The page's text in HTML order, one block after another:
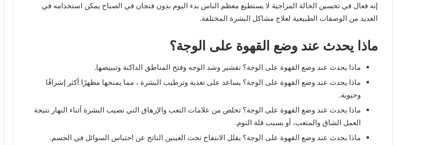
إنه فعال في تحسين الحالة المزاجية لا يستطيع معظم الناس بدء اليوم بدون فنجان في الصباح يمكن استخدامه في
العديد من الوصفات الطبيعية لعلاج مشاكل البشرة المختلفة.
ماذا يحدث عند وضع القهوة على الوجة؟
ماذا يحدث عند وضع القهوة على الوجة؟ تقشير وشد الوجه وفتح المناطق الداكنة وتبييضها.
ماذا يحدث عند وضع القهوة على الوجة؟ يساعد على تغذية وترطيب البشرة ، مما يمنحها مظهرًا أكثر إشراقًا
وحيوية.
ماذا يحدث عند وضع القهوة على الوجة؟ تخلص من علامات التعب والإرهاق التي تصيب البشرة أثناء النهار نتيجة
العمل الشاق والمتعب، أو بسبب قلة النوم.
ماذا يحدث عند وضع القهوة على الوجة؟ يقلل الانتفاخ تحت العينين الناتج عن احتباس السوائل في الجسم.